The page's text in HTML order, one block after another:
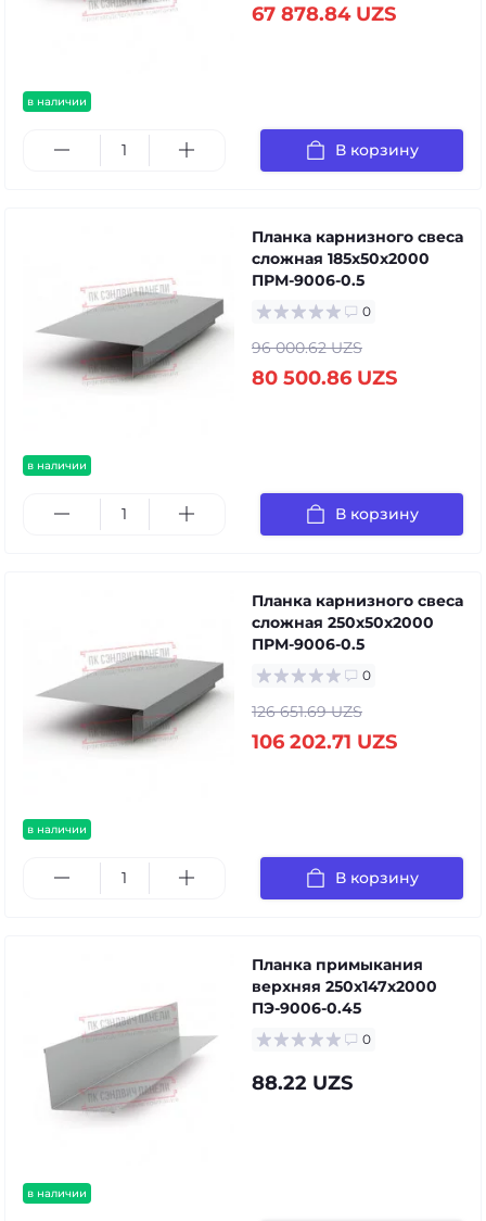
в наличии
67 878.84 UZS
В корзину
в наличии
Планка карнизного свеса
сложная 185х50х2000
ПРМ-9006-0.5
0
96 000.62 UZS
80 500.86 UZS
В корзину
в наличии
Планка карнизного свеса
сложная 250х50х2000
ПРМ-9006-0.5
0
126 651.69 UZS
106 202.71 UZS
В корзину
в наличии
Планка примыкания
верхняя 250х147х2000
ПЭ-9006-0.45
0
88.22 UZS